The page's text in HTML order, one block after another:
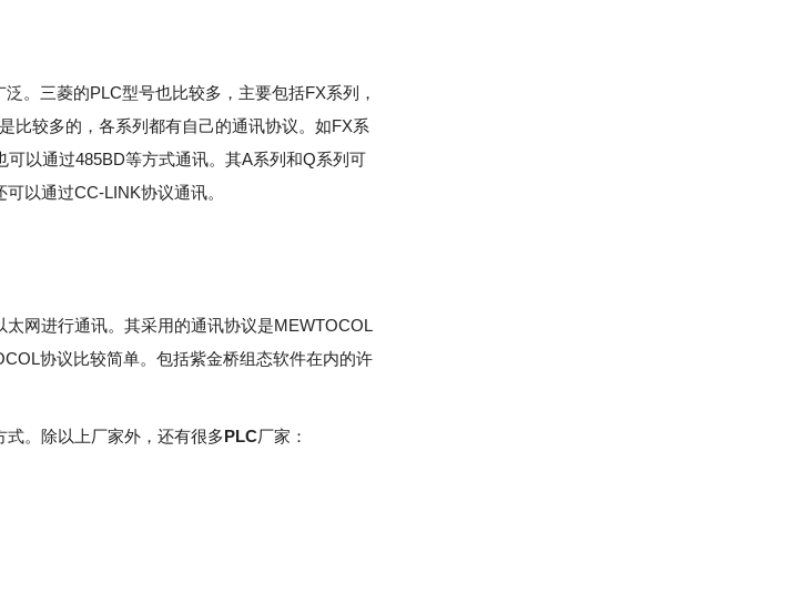
。三菱的PLC型号也比较多，主要包括FX系列，
比较多的，各系列都有自己的通讯协议。如FX系
以通过485BD等方式通讯。其A系列和Q系列可
以通过CC-LINK协议通讯。
网进行通讯。其采用的通讯协议是MEWTOCOL
协议比较简单。包括紫金桥组态软件在内的许
式。除以上厂家外，还有很多PLC厂家：